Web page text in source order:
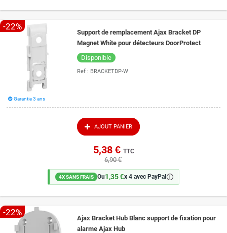
-22%
Support de remplacement Ajax Bracket DP
Magnet White pour détecteurs DoorProtect
Disponible
Ref : BRACKETDP-W
Garantie 3 ans
AJOUT PANIER
5,38 € TTC
6,90 €
4X SANS FRAIS Ou1,35 €x 4 avec PayPal 🛈
-22%
Ajax Bracket Hub Blanc support de fixation pour
alarme Ajax Hub